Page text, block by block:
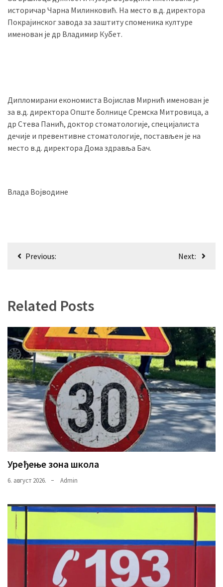
историчар Чарна Милинковић. На место в.д. директора
Покрајинског завода за заштиту споменика културе
именован је др Владимир Кубет.
Дипломирани економиста Војислав Мирнић именован је
за в.д. директора Опште болнице Сремска Митровица, а
др Стева Панић, доктор стоматологије, специјалиста
дечије и превентивне стоматологије, постављен је на
место в.д. директора Дома здравља Бач.
Влада Војводине
Кретање
Previous: Next:
Related Posts
Уређење зона школа
6. август 2026. Admin